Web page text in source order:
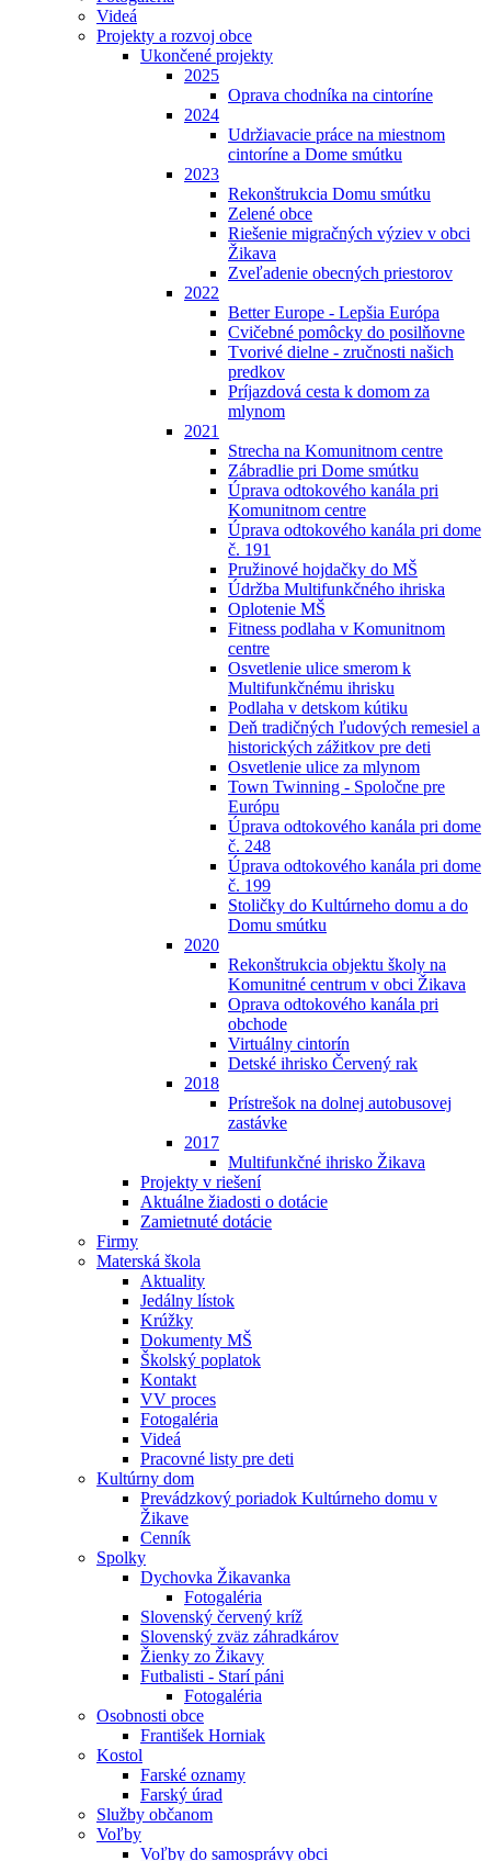
Videá
Projekty a rozvoj obce
Ukončené projekty
2025
Oprava chodníka na cintoríne
2024
Udržiavacie práce na miestnom
cintoríne a Dome smútku
2023
Rekonštrukcia Domu smútku
Zelené obce
Riešenie migračných výziev v obci
Žikava
Zveľadenie obecných priestorov
2022
Better Europe - Lepšia Európa
Cvičebné pomôcky do posilňovne
Tvorivé dielne - zručnosti našich
predkov
Príjazdová cesta k domom za
mlynom
2021
Strecha na Komunitnom centre
Zábradlie pri Dome smútku
Úprava odtokového kanála pri
Komunitnom centre
Úprava odtokového kanála pri dome
č. 191
Pružinové hojdačky do MŠ
Údržba Multifunkčného ihriska
Oplotenie MŠ
Fitness podlaha v Komunitnom
centre
Osvetlenie ulice smerom k
Multifunkčnému ihrisku
Podlaha v detskom kútiku
Deň tradičných ľudových remesiel a
historických zážitkov pre deti
Osvetlenie ulice za mlynom
Town Twinning - Spoločne pre
Európu
Úprava odtokového kanála pri dome
č. 248
Úprava odtokového kanála pri dome
č. 199
Stoličky do Kultúrneho domu a do
Domu smútku
2020
Rekonštrukcia objektu školy na
Komunitné centrum v obci Žikava
Oprava odtokového kanála pri
obchode
Virtuálny cintorín
Detské ihrisko Červený rak
2018
Prístrešok na dolnej autobusovej
zastávke
2017
Multifunkčné ihrisko Žikava
Projekty v riešení
Aktuálne žiadosti o dotácie
Zamietnuté dotácie
Firmy
Materská škola
Aktuality
Jedálny lístok
Krúžky
Dokumenty MŠ
Školský poplatok
Kontakt
VV proces
Fotogaléria
Videá
Pracovné listy pre deti
Kultúrny dom
Prevádzkový poriadok Kultúrneho domu v
Žikave
Cenník
Spolky
Dychovka Žikavanka
Fotogaléria
Slovenský červený kríž
Slovenský zväz záhradkárov
Žienky zo Žikavy
Futbalisti - Starí páni
Fotogaléria
Osobnosti obce
František Horniak
Kostol
Farské oznamy
Farský úrad
Služby občanom
Voľby
Voľby do samosprávy obci